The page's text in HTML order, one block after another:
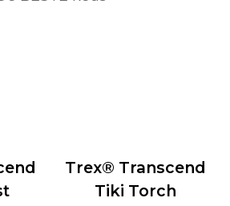
Trex® Transcend
Tiki Torch